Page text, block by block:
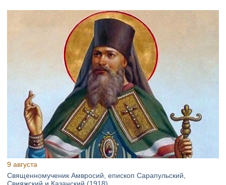
9 августа
Священномученик Амвросий, епископ Сарапульский,